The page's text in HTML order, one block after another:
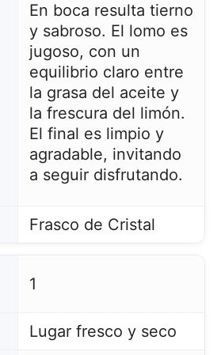
En boca resulta tierno
y sabroso. El lomo es
jugoso, con un
equilibrio claro entre
la grasa del aceite y
la frescura del limón.
El final es limpio y
agradable, invitando
a seguir disfrutando.
Frasco de Cristal
1
Lugar fresco y seco